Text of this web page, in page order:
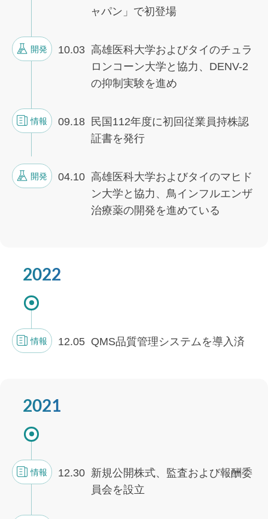
ャパン」で初登場
開発 10.03 高雄医科大学およびタイのチュラ
ロンコーン大学と協力、DENV-2
の抑制実験を進め
情報 09.18
民国112年度に初回従業員持株認
証書を発行
開発 04.10 高雄医科大学およびタイのマヒド
ン大学と協力、鳥インフルエンザ
治療薬の開発を進めている
2022
情報 12.05 QMS品質管理システムを導入済
2021
情報 12.30 新規公開株式、監査および報酬委
員会を設立